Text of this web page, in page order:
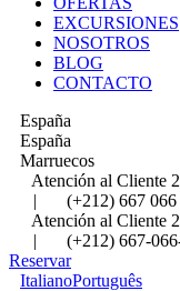
EXCURSIONES
NOSOTROS
BLOG
CONTACTO
España
España
Marruecos
Atención al Cliente
|
(+212) 667
Atención al Cliente
|
(+212) 667-
Reservar
ItalianoPortuguês